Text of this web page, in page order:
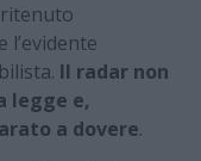
Il radar non
legge e,
a dovere.